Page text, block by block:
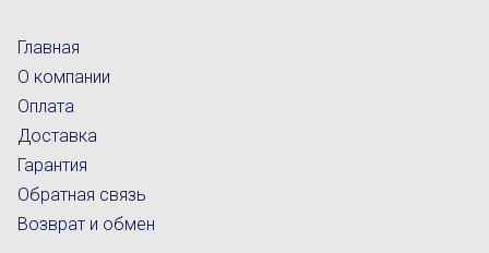
Главная
О компании
Оплата
Доставка
Гарантия
Обратная связь
Возврат и обмен